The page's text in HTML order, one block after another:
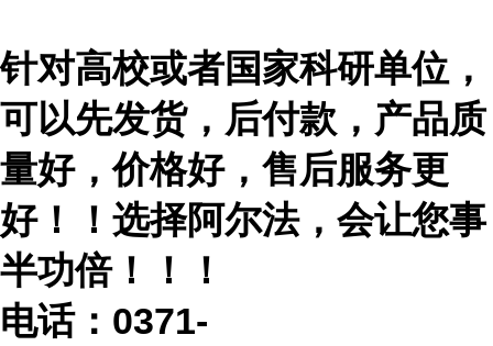
针对高校或者国家科研单位，
可以先发货，后付款，产品质
量好，价格好，售后服务更
好！！选择阿尔法，会让您事
半功倍！！！
电话： 0371-